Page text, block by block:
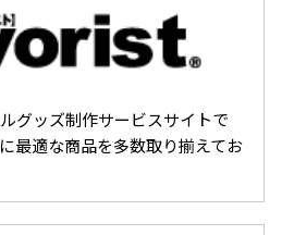
グッズ制作サービスサイトで
最適な商品を多数取り揃えてお